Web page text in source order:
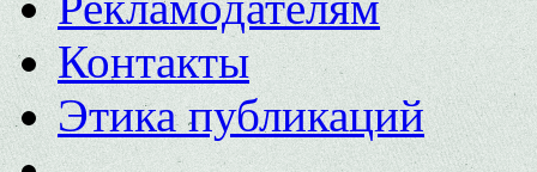
Контакты
Этика публикаций